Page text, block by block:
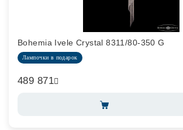
Bohemia Ivele Crystal 8311/80-350 G
Лампочки в подарок
489 871